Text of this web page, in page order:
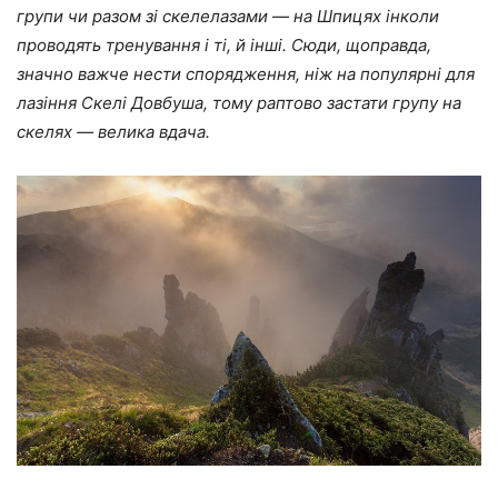
групи чи разом зі скелелазами — на Шпицях інколи
проводять тренування і ті, й інші. Сюди, щоправда,
значно важче нести спорядження, ніж на популярні для
лазіння Скелі Довбуша, тому раптово застати групу на
скелях — велика вдача.